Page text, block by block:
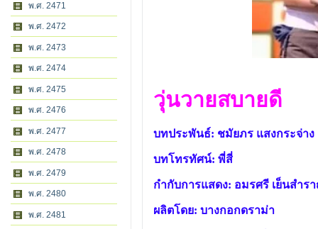
พ.ศ. 2471
พ.ศ. 2472
พ.ศ. 2473
พ.ศ. 2474
พ.ศ. 2475
พ.ศ. 2476
พ.ศ. 2477
พ.ศ. 2478
พ.ศ. 2479
พ.ศ. 2480
พ.ศ. 2481
วุ่นวายสบายดี
บทประพันธ์: ชมัยภร แสงกระจ่าง
บทโทรทัศน์: พี่สี่
กำกับการแสดง: อมรศรี เย็นสำร
ผลิตโดย: บางกอกดราม่า